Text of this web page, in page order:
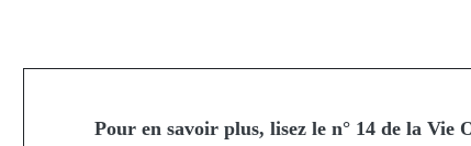
Pour en savoir plus, lisez le n° 14 de la